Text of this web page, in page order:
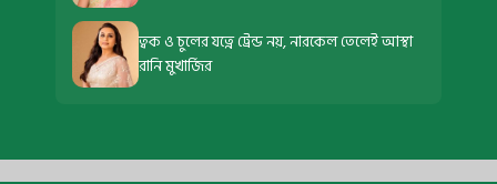
ত্বক ও চুলের যত্নে ট্রেন্ড নয়, নারকেল তেলেই আস্থা
রানি মুখার্জির